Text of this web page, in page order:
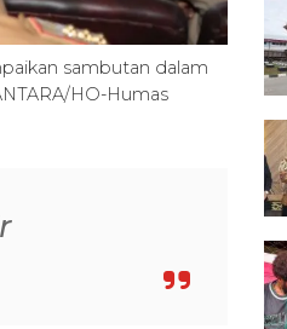
sambutan dalam
HO-Humas